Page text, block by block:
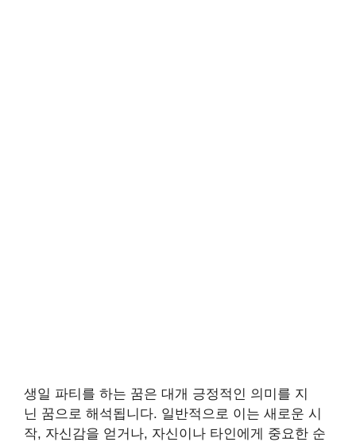
생일 파티를 하는 꿈은 대개 긍정적인 의미를 지
닌 꿈으로 해석됩니다. 일반적으로 이는 새로운 시
작, 자신감을 얻거나, 자신이나 타인에게 중요한 순